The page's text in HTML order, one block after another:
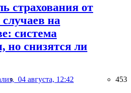
страхования от
на
система
но снизятся ли
04 августа, 12:42 453